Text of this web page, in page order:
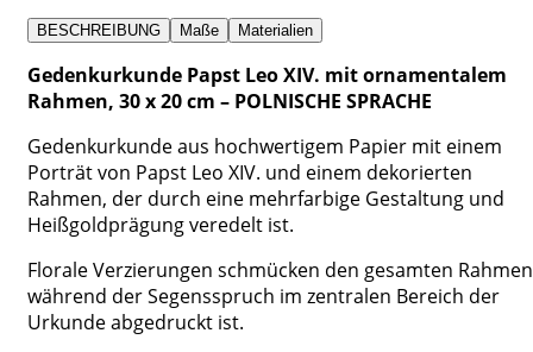
BESCHREIBUNG Maße Materialien
Gedenkurkunde Papst Leo XIV. mit ornamentalem
Rahmen, 30 x 20 cm – POLNISCHE SPRACHE
Gedenkurkunde aus hochwertigem Papier mit einem
Porträt von Papst Leo XIV. und einem dekorierten
Rahmen, der durch eine mehrfarbige Gestaltung und
Heißgoldprägung veredelt ist.
Florale Verzierungen schmücken den gesamten
während der Segensspruch im zentralen Bereich der
Urkunde abgedruckt ist.